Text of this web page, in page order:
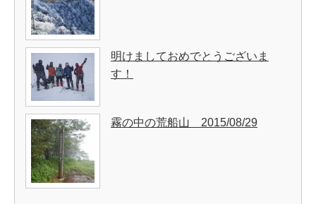
明けましておめでとうございま
す！
霧の中の荒船山 2015/08/29